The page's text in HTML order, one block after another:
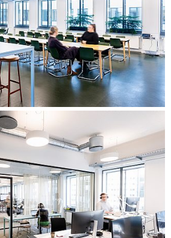
for å styrke involvering og
av workshops med fokus
av den påfølgende utarbeidelsen av
fokus på funksjonalitet i forhold til
leiekontrakten.
til relevante steder som kan
et felles utgangspunkt i diskusjonen
ambassadørgruppe med
og oppgaver.